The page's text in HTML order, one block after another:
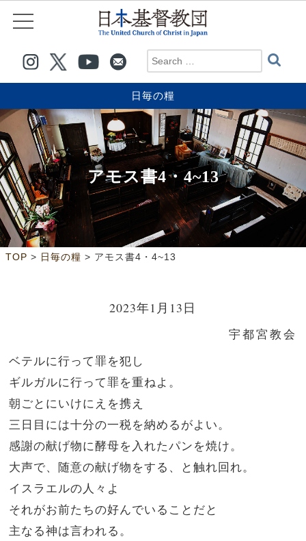
日毎の糧
アモス書4・4~13
TOP > 日毎の糧 > アモス書4・4~13
2023年1月13日
宇都宮教会
ベテルに行って罪を犯し
ギルガルに行って罪を重ねよ。
朝ごとにいけにえを携え
三日目には十分の一税を納めるがよい。
感謝の献げ物に酵母を入れたパンを焼け。
大声で、随意の献げ物をする、と触れ回れ。
イスラエルの人々よ
それがお前たちの好んでいることだと
主なる神は言われる。